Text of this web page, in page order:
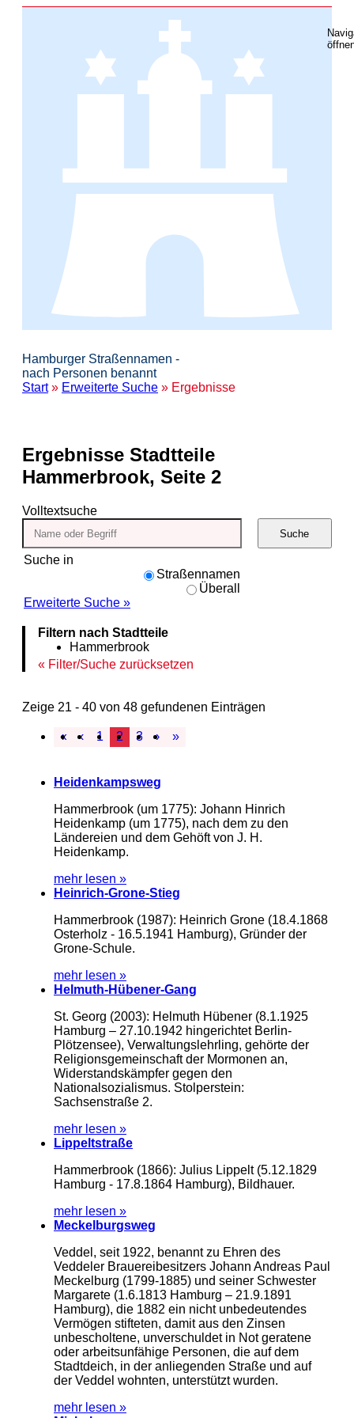
Hamburger Straßennamen -
nach Personen benannt
Start» Erweiterte Suche » Ergebnisse
Ergebnisse Stadtteile
Hammerbrook, Seite 2
Volltextsuche
Suche in
Straßennamen
Überall
Erweiterte Suche »
Suche
Filtern nach Stadtteile
Hammerbrook
Filter/Suche zurücksetzen
Zeige 21 - 40 von 48 gefundenen Einträgen
« ‹ 1 2 3 › »
Heidenkampsweg
Hammerbrook (um 1775): Johann Hinrich
Heidenkamp (um 1775), nach dem zu den
Ländereien und dem Gehöft von J. H.
Heidenkamp.
mehr lesen »
Heinrich-Grone-Stieg
Hammerbrook (1987): Heinrich Grone (18.4.1868
Osterholz - 16.5.1941 Hamburg), Gründer der
Grone-Schule.
mehr lesen »
Helmuth-Hübener-Gang
St. Georg (2003): Helmuth Hübener (8.1.1925
Hamburg – 27.10.1942 hingerichtet Berlin-
Plötzensee), Verwaltungslehrling, gehörte der
Religionsgemeinschaft der Mormonen an,
Widerstandskämpfer gegen den
Nationalsozialismus. Stolperstein:
Sachsenstraße 2.
mehr lesen »
Lippeltstraße
Hammerbrook (1866): Julius Lippelt (5.12.1829
Hamburg - 17.8.1864 Hamburg), Bildhauer.
mehr lesen »
Meckelburgsweg
Veddel, seit 1922, benannt zu Ehren des
Veddeler Brauereibesitzers Johann Andreas Paul
Meckelburg (1799-1885) und seiner Schwester
Margarete (1.6.1813 Hamburg – 21.9.1891
Hamburg), die 1882 ein nicht unbedeutendes
Vermögen stifteten, damit aus den Zinsen
unbescholtene, unverschuldet in Not geratene
oder arbeitsunfähige Personen, die auf dem
Stadtdeich, in der anliegenden Straße und auf
der Veddel wohnten, unterstützt wurden.
mehr lesen »